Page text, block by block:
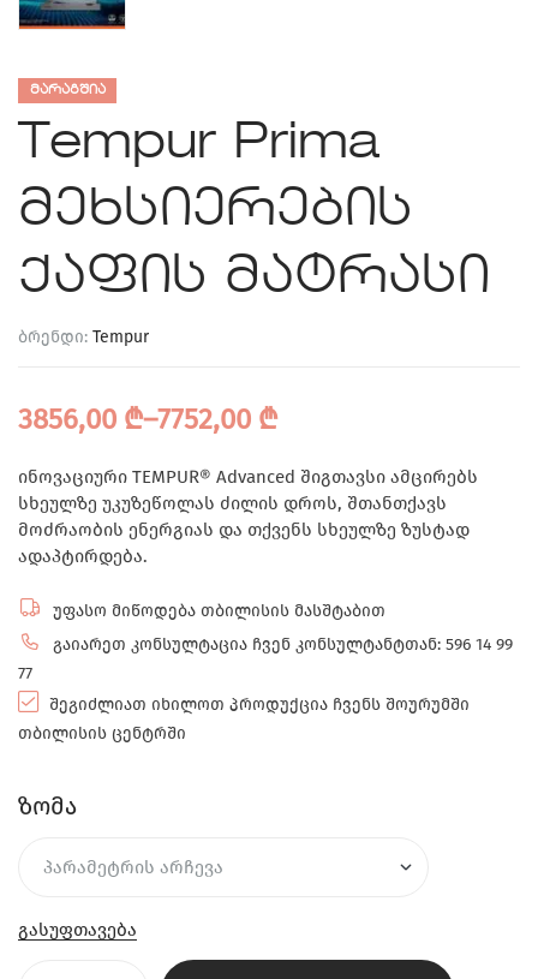
ᲛᲐᲠᲐᲒᲨᲘᲐ
Tempur Prima
მეხსიერების
ქაფის მატრასი
ბრენდი: Tempur
3856,00 ₾–7752,00 ₾
ინოვაციური TEMPUR® Advanced შიგთავსი ამცირებს
სხეულზე უკუზეწოლას ძილის დროს, შთანთქავს
მოძრაობის ენერგიას და თქვენს სხეულზე ზუსტად
ადაპტირდება.
უფასო მიწოდება თბილისის მასშტაბით
გაიარეთ კონსულტაცია ჩვენ კონსულტანტთან: 596 14 99
77
შეგიძლიათ იხილოთ პროდუქცია ჩვენს შოურუმში
თბილისის ცენტრში
ზომა
გასუფთავება